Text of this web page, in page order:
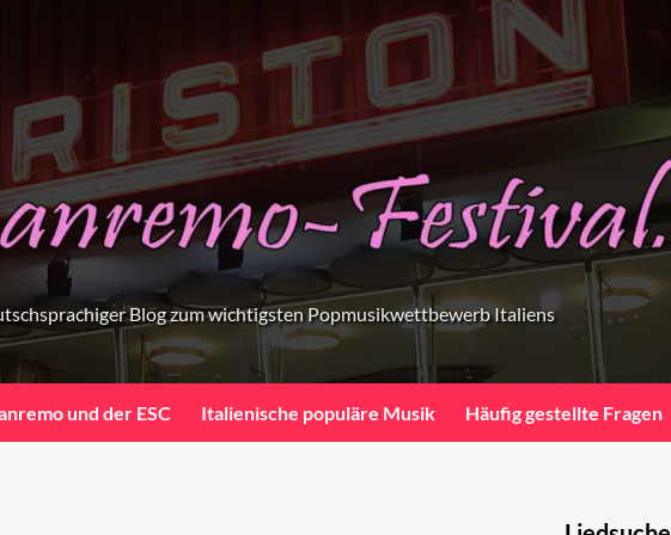
Blog zum wichtigsten Popmusikwettbewerb Italiens
und der ESC Italienische populäre Musik Häufig gestellte Fragen